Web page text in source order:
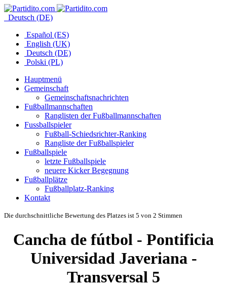
Deutsch (DE)
Español (ES)
English (UK)
Deutsch (DE)
Polski (PL)
Hauptmenü
Gemeinschaft
Gemeinschaftsnachrichten
Fußballmannschaften
Ranglisten der Fußballmannschaften
Fussballspieler
Fußball-Schiedsrichter-Ranking
Rangliste der Fußballspieler
Fußballspiele
letzte Fußballspiele
neuere Kicker Begegnung
Fußballplätze
Fußballplatz-Ranking
Kontakt
Die durchschnittliche Bewertung des Platzes ist 5 von 2 Stimmen
Cancha de fútbol - Pontificia
Universidad Javeriana -
Transversal 5